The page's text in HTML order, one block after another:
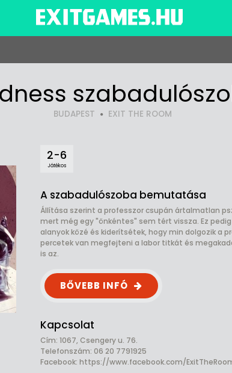
BUDAPEST EXIT THE ROOM
2-6
Játékos
A szabadulószoba bemutatása
Állítása szerint a professzor csupán ártalmatlan
mert még egy "önkéntes" sem tért vissza. Ez
alanyok közé és kiderítsétek, hogy min dolgozik a
percetek van megfejteni a labor titkát és
is az.
BŐVEBB INFÓ
Kapcsolat
Cím: 1067, Csengery u. 76.
Telefonszám: 06 20 7791925
Facebook: https://www.facebook.com/